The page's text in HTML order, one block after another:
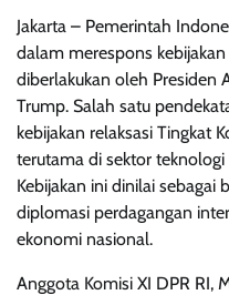
Jakarta – Pemerintah
dalam merespons
diberlakukan oleh Presiden
Trump. Salah satu
kebijakan relaksasi Tingkat
terutama di sektor
Kebijakan ini dinilai sebagai
diplomasi perdagangan
ekonomi nasional.
Anggota Komisi XI DPR RI,